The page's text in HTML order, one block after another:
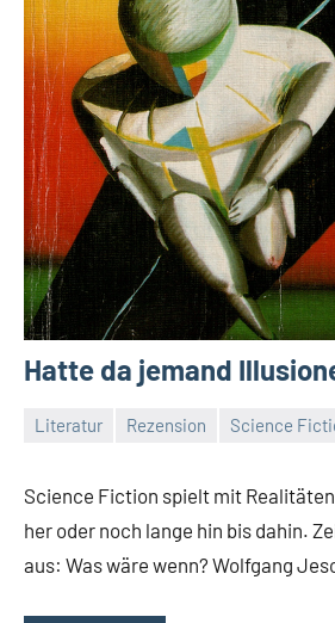
Hatte da jemand
Literatur Rezension Science
Science Fiction spielt mit
her oder noch lange hin bis dahin.
aus: Was wäre wenn? Wolfgang